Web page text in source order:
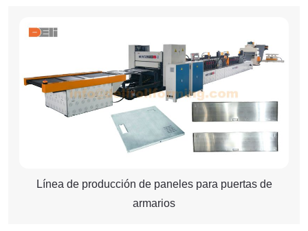
Línea de producción de paneles para puertas de
armarios